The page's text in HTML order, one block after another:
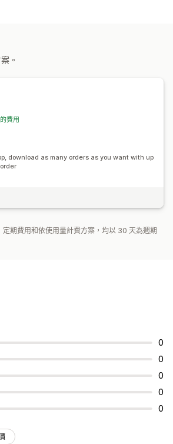
。
費用
download as many orders as you want with up
期費用和依使用量計費方案，均以 30 天為週期
0
0
0
0
0